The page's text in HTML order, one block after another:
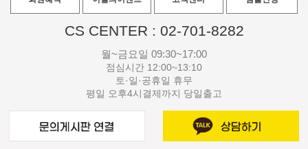
CS CENTER : 02-701-8282
월~금요일 09:30~17:00
점심시간 12:00~13:10
토·일·공휴일 휴무
평일 오후4시결제까지 당일출고